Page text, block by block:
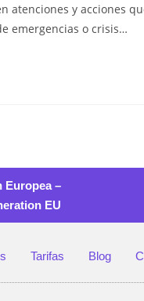
atenciones y acciones
emergencias o crisis…
Europea –
EU
Tarifas Blog